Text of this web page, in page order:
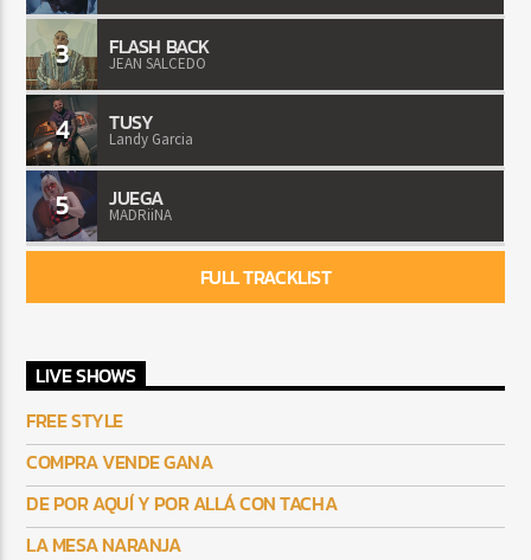
3 FLASH BACK
JEAN SALCEDO
4 TUSY
Landy Garcia
5 JUEGA
MADRiiNA
FULL TRACKLIST
LIVE SHOWS
FREE STYLE
COMPRA VENDE GANA
DE POR AQUÍ Y POR ALLÁ CON TACHA
LA MESA NARANJA